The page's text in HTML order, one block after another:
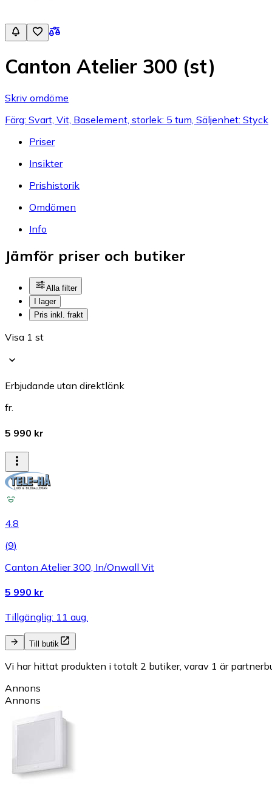
Canton Atelier 300 (st)
Skriv omdöme
Färg: Svart, Vit, Baselement, storlek: 5 tum, Säljenhet: Styck
Priser
Insikter
Prishistorik
Omdömen
Info
Jämför priser och butiker
Alla filter
I lager
Pris inkl. frakt
Visa 1 st
Erbjudande utan direktlänk
fr.
5 990 kr
4.8
(9)
Canton Atelier 300, In/Onwall Vit
5 990 kr
Tillgänglig: 11 aug.
Till butik
Vi har hittat produkten i totalt 2 butiker, varav 1 är
Annons
Annons